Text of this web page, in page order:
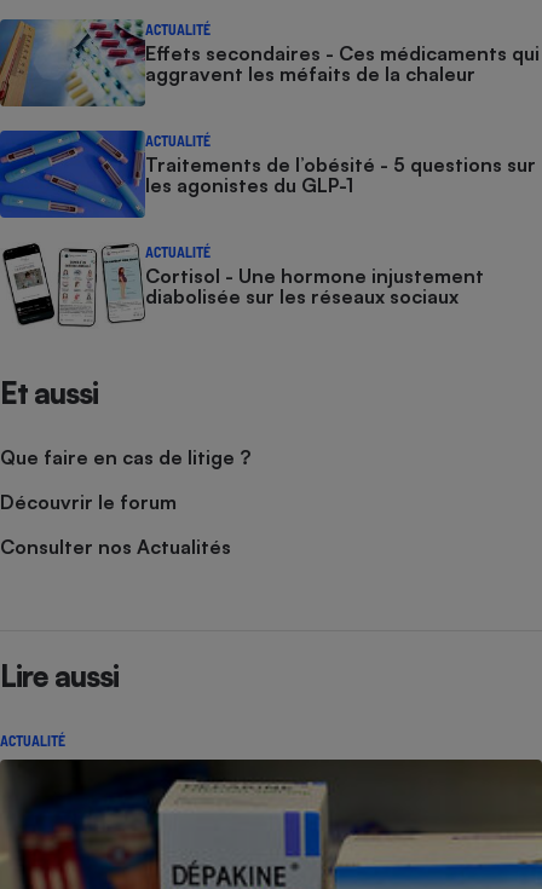
ACTUALITÉ
Effets secondaires - Ces médicaments qui
aggravent les méfaits de la chaleur
ACTUALITÉ
Traitements de l’obésité - 5 questions sur
les agonistes du GLP-1
ACTUALITÉ
Cortisol - Une hormone injustement
diabolisée sur les réseaux sociaux
Et aussi
Que faire en cas de litige ?
Découvrir le forum
Consulter nos Actualités
Lire aussi
ACTUALITÉ